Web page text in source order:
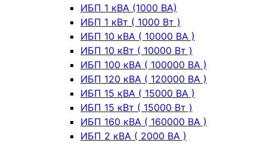
ИБП 1 кВА (1000 ВА)
ИБП 1 кВт ( 1000 Вт )
ИБП 10 кВА ( 10000 ВА )
ИБП 10 кВт ( 10000 Вт )
ИБП 100 кВА ( 100000 ВА )
ИБП 120 кВА ( 120000 ВА )
ИБП 15 кВА ( 15000 ВА )
ИБП 15 кВт ( 15000 Вт )
ИБП 160 кВА ( 160000 ВА )
ИБП 2 кВА ( 2000 ВА )